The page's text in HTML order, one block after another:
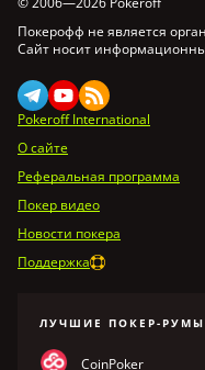
Покерофф не является
Сайт носит
Pokeroff International
О сайте
Реферальная программа
Покер видео
Новости покера
Поддержка
ЛУЧШИЕ ПОКЕР-РУМЫ
CoinPoker